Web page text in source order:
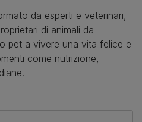
da esperti e veterinari,
di animali da
pet a vivere una vita felice e
come nutrizione,